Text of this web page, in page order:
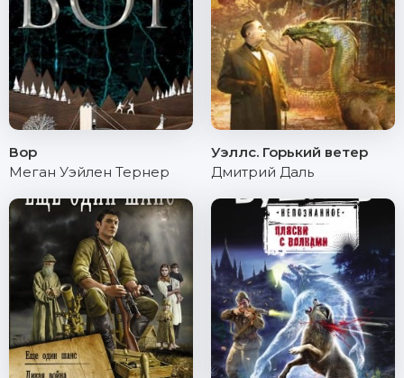
Вор
Меган Уэйлен Тернер
Уэллс. Горький ветер
Дмитрий Даль